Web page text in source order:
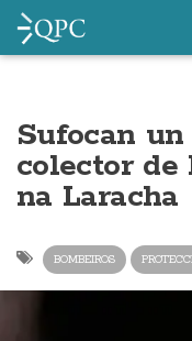
Sufocan
colector
na Laracha
BOMBEIROS